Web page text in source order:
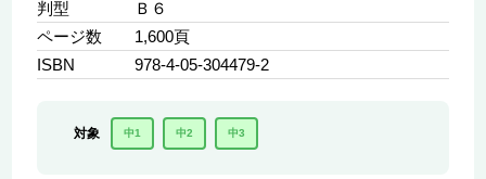
判型
Ｂ６
ページ数
1,600頁
ISBN
978-4-05-304479-2
対象 中1 中2 中3